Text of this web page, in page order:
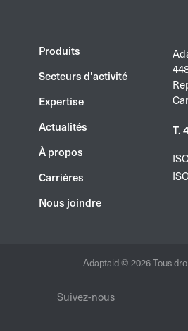
Produits
Secteurs d'activité
Expertise
Actualités
À propos
Carrières
Nous joindre
T.
Adaptaid © 2026 Tous
Suivez-nous